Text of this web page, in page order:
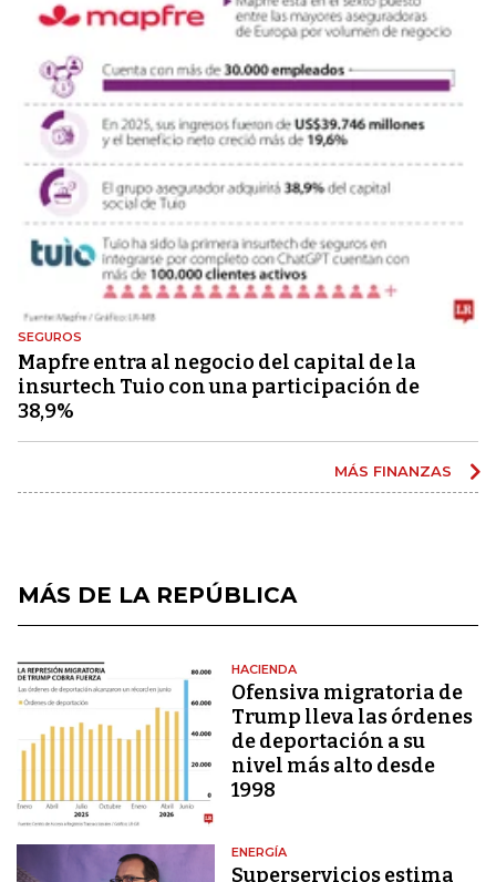
SEGUROS
Mapfre entra al negocio del capital de la
insurtech Tuio con una participación de
38,9%
MÁS FINANZAS
MÁS DE LA REPÚBLICA
HACIENDA
Ofensiva migratoria de
Trump lleva las órdenes
de deportación a su
nivel más alto desde
1998
ENERGÍA
Superservicios estima